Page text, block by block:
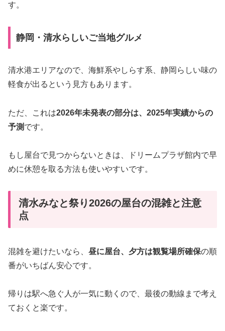
す。
静岡・清水らしいご当地グルメ
清水港エリアなので、海鮮系やしらす系、静岡らしい味の
軽食が出るという見方もあります。
ただ、これは2026年未発表の部分は、2025年実績からの
予測 です。
もし屋台で見つからないときは、ドリームプラザ館内で早
めに休憩を取る方法も使いやすいです。
清水みなと祭り2026の屋台の混雑と注意
点
混雑を避けたいなら、 昼に屋台、夕方は観覧場所確保の順
番がいちばん安心です。
帰りは駅へ急ぐ人が一気に動くので、最後の動線まで考え
ておくと楽です。